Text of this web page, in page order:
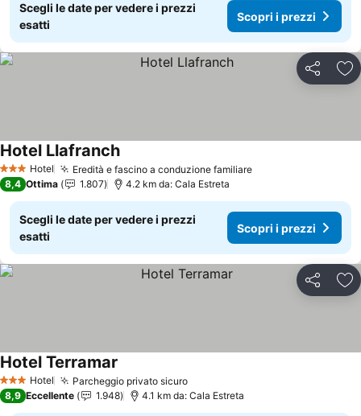
Scegli le date per vedere i prezzi
esatti
Scopri i prezzi
Condividi
3 StelleHotel Eredità e fascino a conduzione familiareScopri i prezzi
Hotel LlafranchScopri i prezzi
8,4 Ottima 1.807 4.2 km da: Cala Estreta
Scegli le date per vedere i prezzi
esatti
Scopri i prezzi
Condividi
3 StelleHotel Parcheggio privato sicuroScopri i prezzi
Hotel Terramar
8,9 Eccellente 1.948 4.1 km da: Cala Estreta